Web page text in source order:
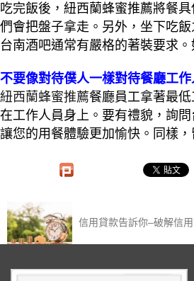
吃完飯後，紐西蘭蜂蜜推薦將餐
們會把盤子拿走。另外，坐下吃
台南酒吧通常有嚴格的著裝要求
不要像對待僕人一樣對待餐廳工作
紐西蘭蜂蜜推薦餐廳員工拿著最
在工作人員身上。要有禮貌，詢
讓您的用餐體驗更加愉快。同樣
信用貸款告訴你–破解信